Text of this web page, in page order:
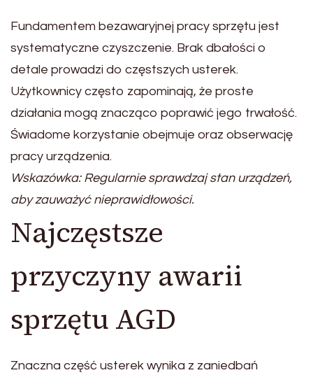
Fundamentem bezawaryjnej pracy sprzętu jest
systematyczne czyszczenie. Brak dbałości o
detale prowadzi do częstszych usterek.
Użytkownicy często zapominają, że proste
działania mogą znacząco poprawić jego trwałość.
Świadome korzystanie obejmuje oraz obserwację
pracy urządzenia.
Wskazówka: Regularnie sprawdzaj stan urządzeń,
aby zauważyć nieprawidłowości.
Najczęstsze
przyczyny awarii
sprzętu AGD
Znaczna część usterek wynika z zaniedbań